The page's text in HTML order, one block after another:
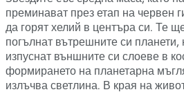
преминават през етап на червен
да горят хелий в центъра си. Те
погълнат вътрешните си
изпуснат външните си слоеве в
формирането на планетарна
излъчва светлина. В края на